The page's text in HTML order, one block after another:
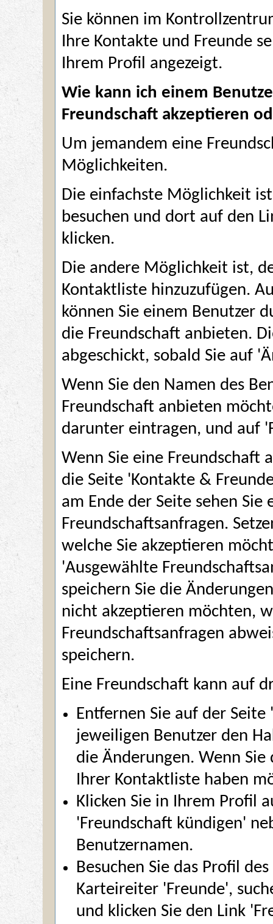
Sie können im
Ihre Kontakte und Freunde
Ihrem Profil angezeigt.
Wie kann ich einem
Freundschaft akzeptieren
Um jemandem eine
Möglichkeiten.
Die einfachste Möglichkeit
besuchen und dort auf den
klicken.
Die andere Möglichkeit ist,
Kontaktliste hinzuzufügen.
können Sie einem Benutzer
die Freundschaft anbieten.
abgeschickt, sobald Sie auf
Wenn Sie den Namen des
Freundschaft anbieten
darunter eintragen, und auf
Wenn Sie eine Freundschaft
die Seite 'Kontakte &
am Ende der Seite sehen
Freundschaftsanfragen.
welche Sie akzeptieren
'Ausgewählte
speichern Sie die
nicht akzeptieren möchten,
Freundschaftsanfragen
speichern.
Eine Freundschaft kann auf
Entfernen Sie auf der
jeweiligen Benutzer den
die Änderungen. Wenn
Ihrer Kontaktliste haben
Klicken Sie in Ihrem Profil
'Freundschaft kündigen'
Benutzernamen.
Besuchen Sie das Profil
Karteireiter 'Freunde',
und klicken Sie den Link